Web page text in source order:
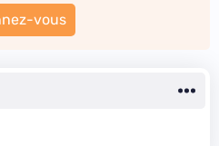
vous